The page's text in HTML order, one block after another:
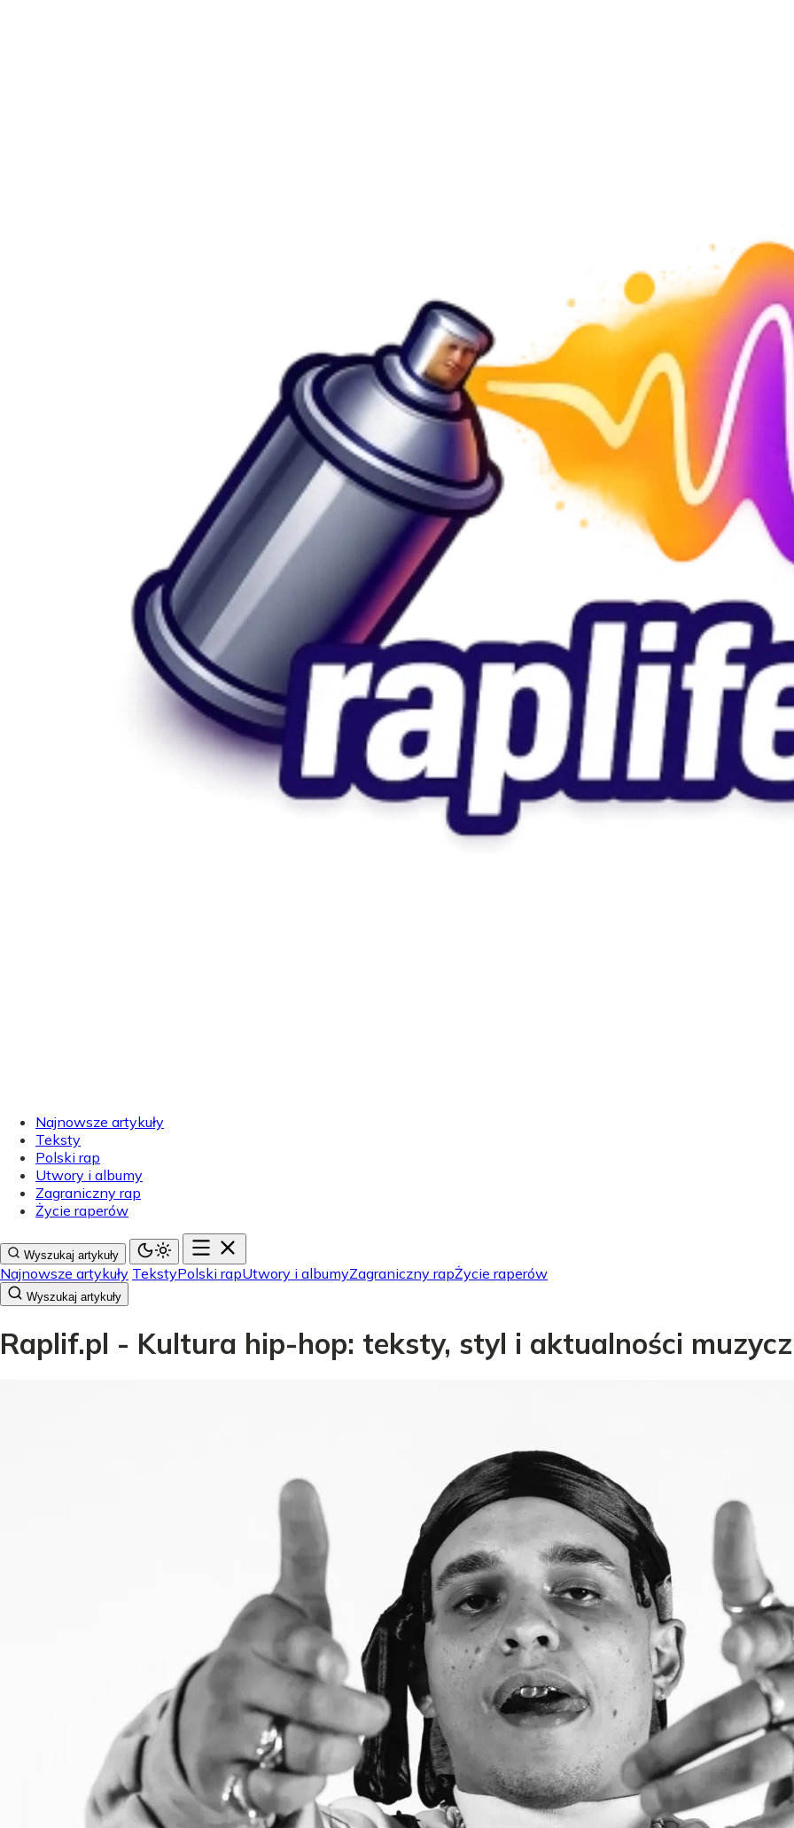
Najnowsze artykuły
Teksty
Polski rap
Utwory i albumy
Zagraniczny rap
Życie raperów
Wyszukaj artykuły
Najnowsze artykuły TekstyPolski rapUtwory i albumyZagraniczny rapŻycie raperów
Wyszukaj artykuły
Raplif.pl - Kultura hip-hop: teksty, styl i aktualności